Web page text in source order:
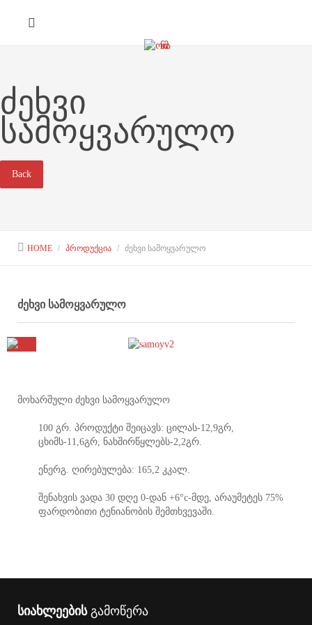
ᲫᲔᲮᲕᲘ
ᲡᲐᲛᲝᲧᲕᲐᲠᲣᲚᲝ
Back
HOME ᲞᲠᲝᲓᲣᲥᲪᲘᲐ ᲫᲔᲮᲕᲘ ᲡᲐᲛᲝᲧᲕᲐᲠᲣᲚᲝ
ძეხვი სამოყვარულო
მოხარშული ძეხვი სამოყვარულო
100 გრ. პროდუქტი შეიცავს: ცილას-12,9გრ,
ცხიმს-11,6გრ, ნახშირწყლებს-2,2გრ.
ენერგ. ღირებულება: 165,2 კკალ.
შენახვის ვადა 30 დღე 0-დან +6°c-მდე, არაუმეტეს 75%
ფარდობითი ტენიანობის შემთხვევაში.
სიახლეებისგამოწერა